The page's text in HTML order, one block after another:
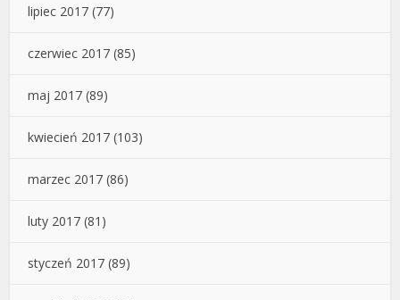
lipiec 2017 (77)
czerwiec 2017 (85)
maj 2017 (89)
kwiecień 2017 (103)
marzec 2017 (86)
luty 2017 (81)
styczeń 2017 (89)